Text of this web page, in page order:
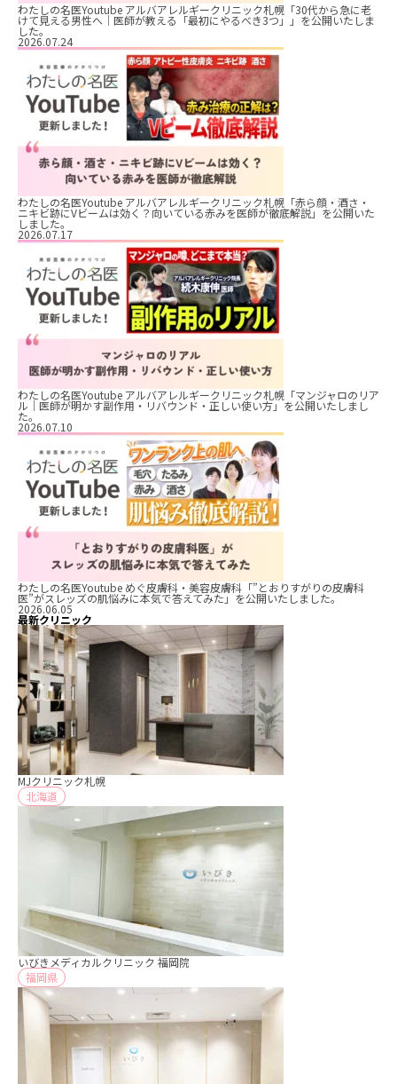
わたしの名医Youtube アルバアレルギークリニック札幌「30代から急に老
けて見える男性へ｜医師が教える「最初にやるべき3つ」」を公開いたしま
した。
2026.07.24
わたしの名医Youtube アルバアレルギークリニック札幌「赤ら顔・酒さ・
ニキビ跡にVビームは効く？向いている赤みを医師が徹底解説」を公開いた
しました。
2026.07.17
わたしの名医Youtube アルバアレルギークリニック札幌「マンジャロのリア
ル｜医師が明かす副作用・リバウンド・正しい使い方」を公開いたしまし
た。
2026.07.10
わたしの名医Youtube めぐ皮膚科・美容皮膚科「”とおりすがりの皮膚科
医”がスレッズの肌悩みに本気で答えてみた」を公開いたしました。
2026.06.05
最新クリニック
MJクリニック札幌
北海道
いびきメディカルクリニック 福岡院
福岡県